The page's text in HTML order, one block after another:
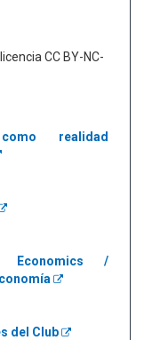
CC BY-NC-
realidad
Economics /
del Club